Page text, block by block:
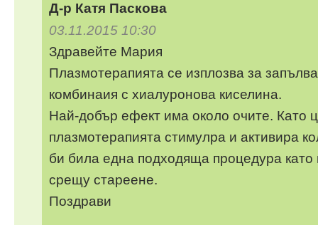
Д-р Катя Паскова
03.11.2015 10:30
Здравейте Мария
Плазмотерапията се изплозва за
комбинаия с хиалуронова киселина.
Най-добър ефект има около очите. Като
плазмотерапията стимулра и активира
би била една подходяща процедура като
срещу стареене.
Поздрави